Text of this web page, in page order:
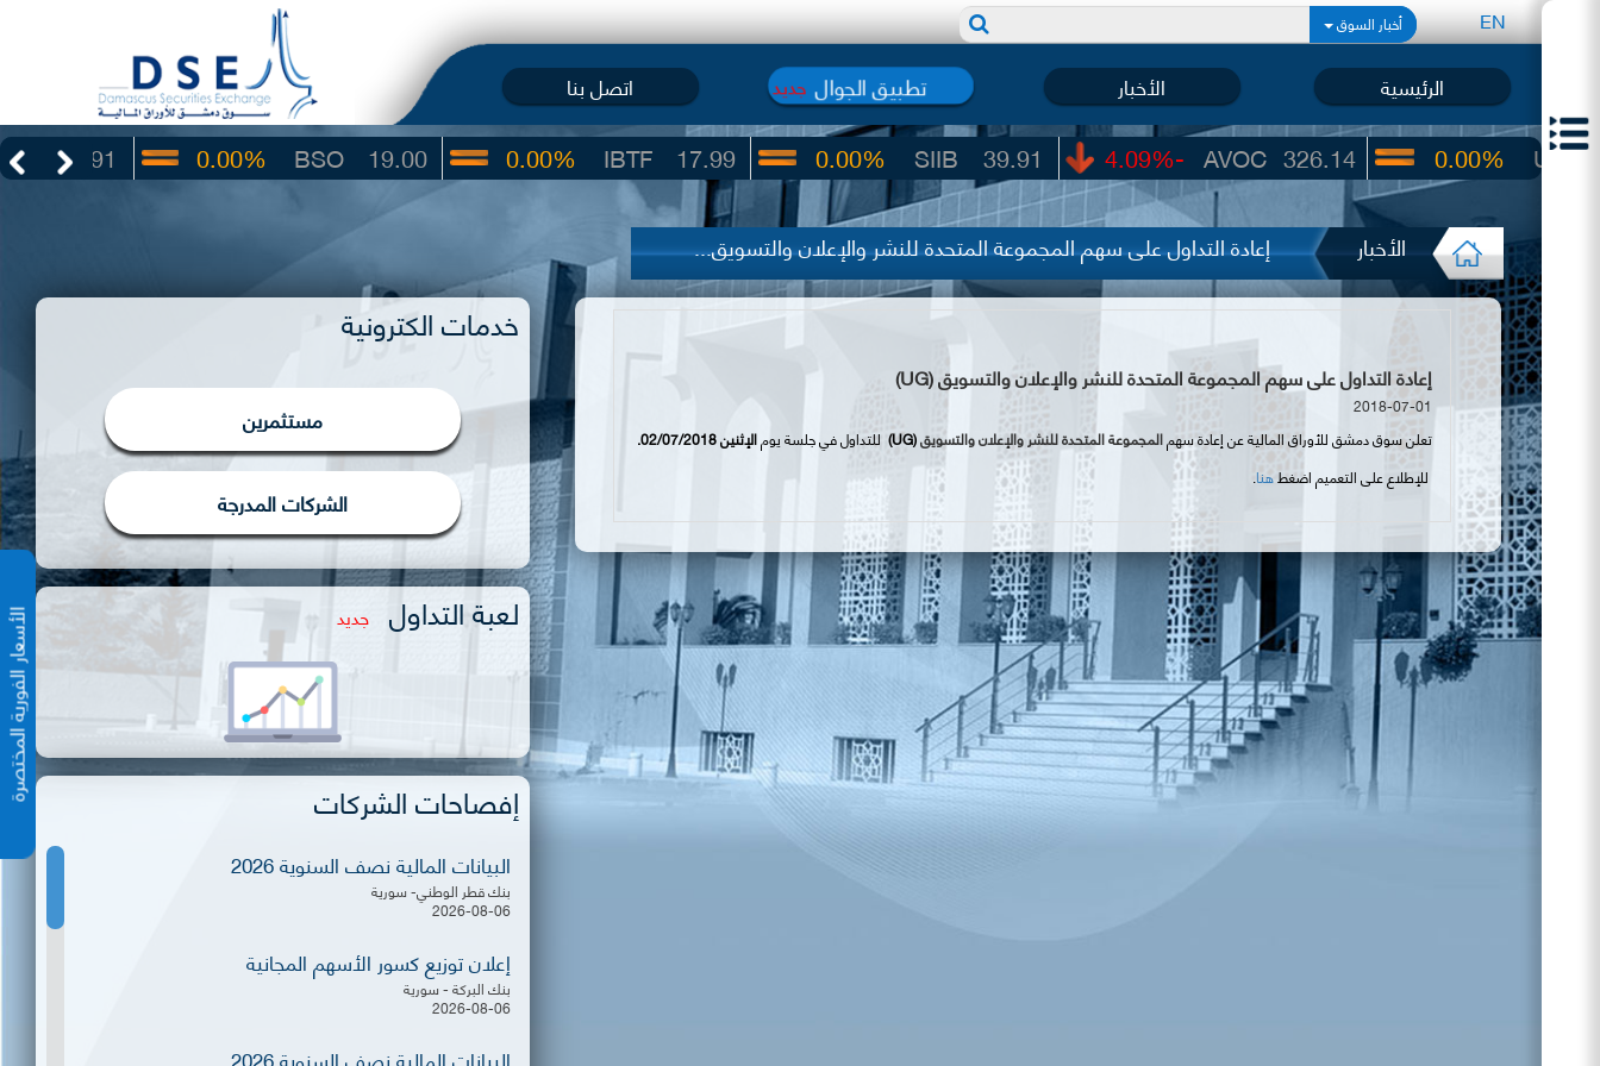
EN أخبار السوق
الرئيسية الأخبار تطبيق الجوال جديد اتصل بنا
19.00
BSO
0.00% 17.99
IBTF
0.00% 39.91
SIIB
0.00% 326.14
AVOC
-4.09% 22.65
UIC
0.00%
الأخبار إعادة التداول على سهم المجموعة المتحدة للنشر والإعلان والتسويق...
الأسعار
إعادة التداول على سهم المجموعة المتحدة للنشر والإعلان والتسويق (UG)
2018-07-01
تعلن سوق دمشق للأوراق المالية عن إعادة سهمالمجموعة المتحدة للنشر والإعلان والتسويق(UG)للتداول في جلسة يومالثنين 02/07/2018.
للإطلاع على التعميم اضغطهنا.
خدمات الكترونية
مستثمرين
الشركات المدرجة
لعبة التداول جديد
إفصاحات الشركات
البيانات المالية نصف السنوية 2026
بنك قطر الوطني- سورية
2026-08-06
إعلان توزيع كسور الأسهم المجانية
بنك البركة - سورية
2026-08-06